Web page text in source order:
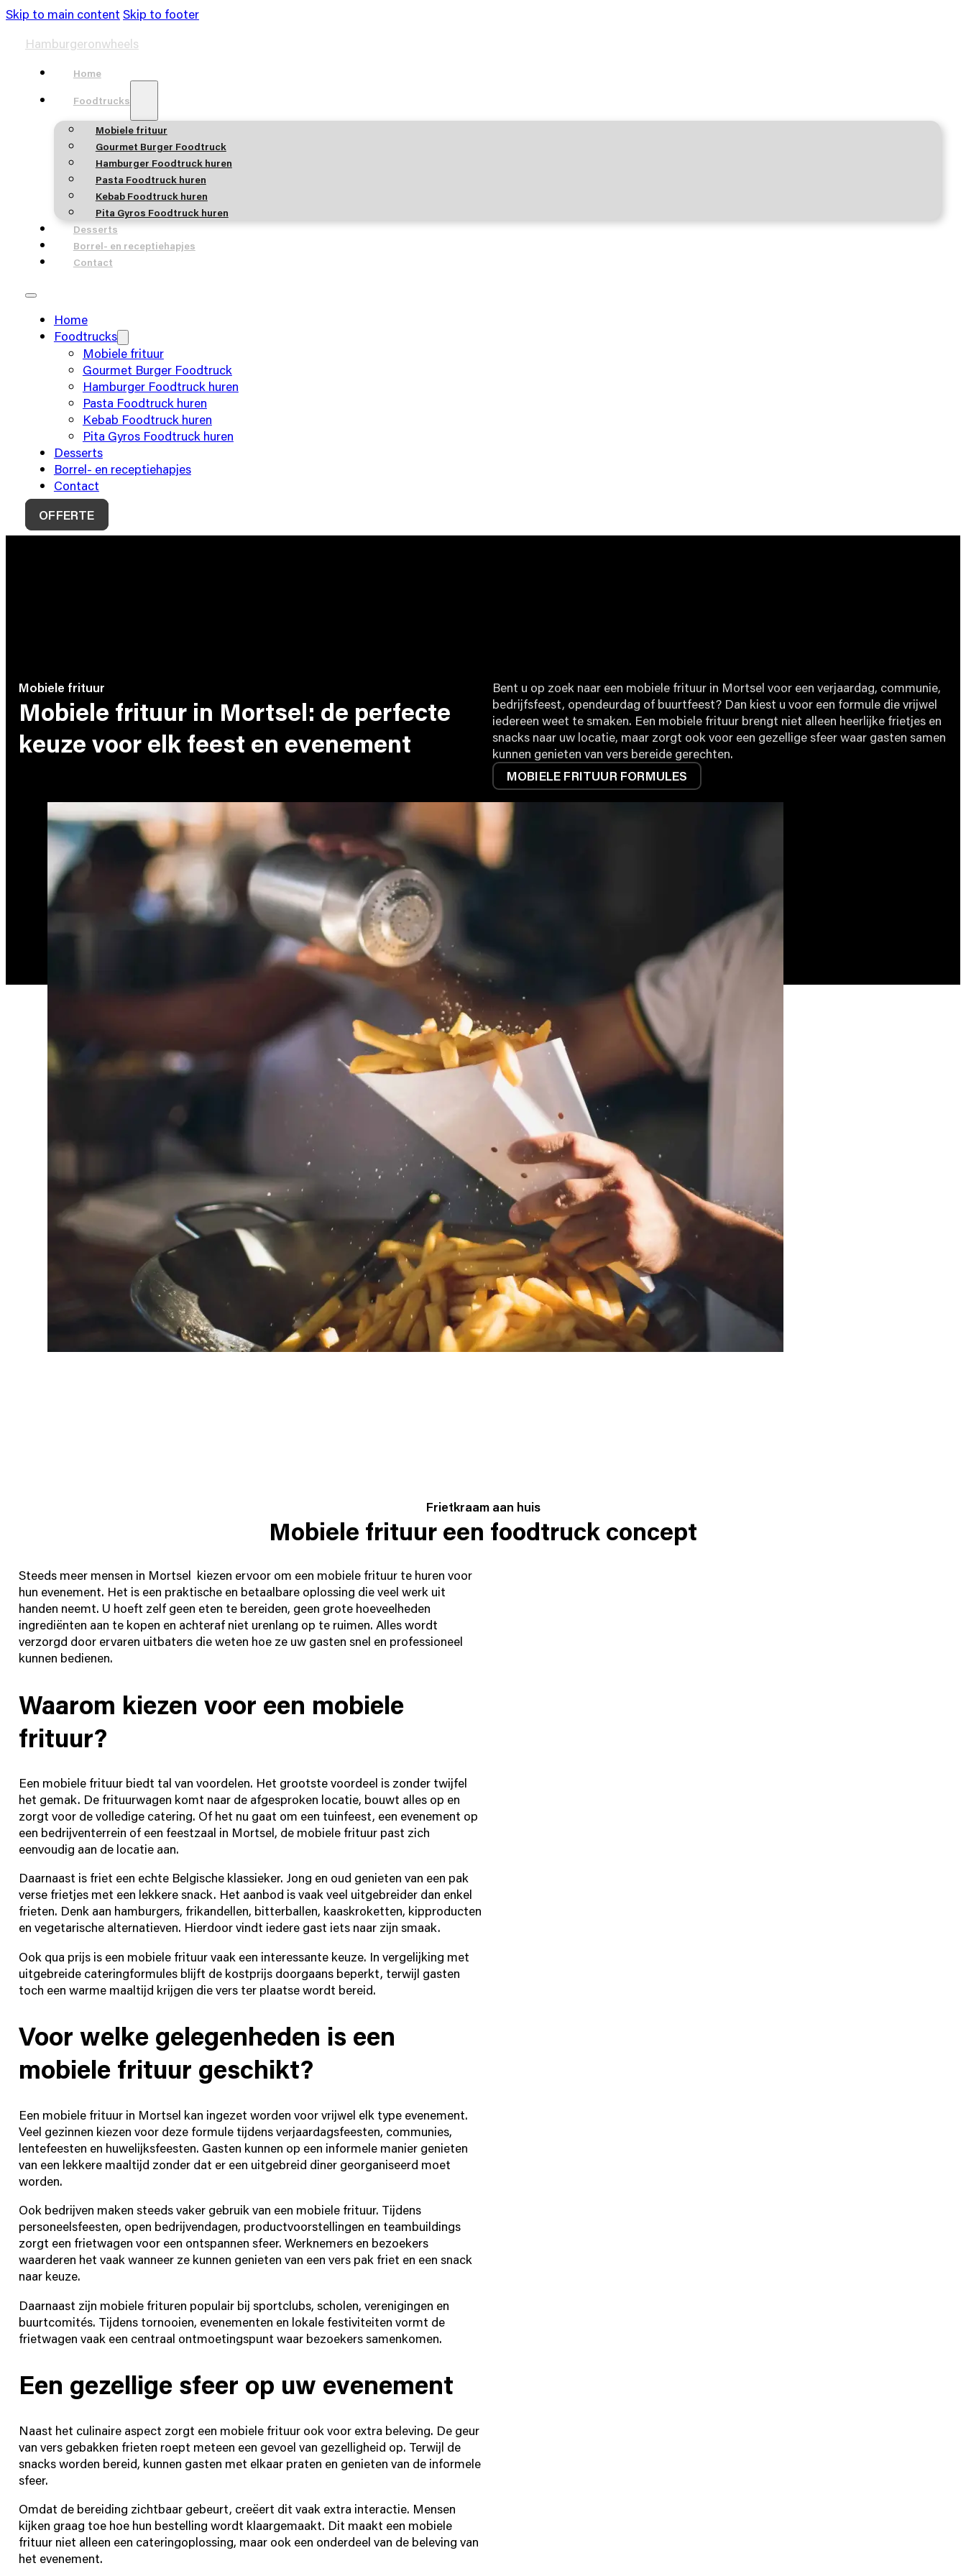
Skip to main content Skip to footer
Hamburgeronwheels
Home
Foodtrucks
Mobiele frituur
Gourmet Burger Foodtruck
Hamburger Foodtruck huren
Pasta Foodtruck huren
Kebab Foodtruck huren
Pita Gyros Foodtruck huren
Desserts
Borrel- en receptiehapjes
Contact
Home
Foodtrucks
Mobiele frituur
Gourmet Burger Foodtruck
Hamburger Foodtruck huren
Pasta Foodtruck huren
Kebab Foodtruck huren
Pita Gyros Foodtruck huren
Desserts
Borrel- en receptiehapjes
Contact
OFFERTE
Mobiele frituur
Mobiele frituur in Mortsel: de perfecte
keuze voor elk feest en evenement
Bent u op zoek naar een mobiele frituur in Mortsel voor een verjaardag, communie,
bedrijfsfeest, opendeurdag of buurtfeest? Dan kiest u voor een formule die vrijwel
iedereen weet te smaken. Een mobiele frituur brengt niet alleen heerlijke frietjes en
snacks naar uw locatie, maar zorgt ook voor een gezellige sfeer waar gasten samen
kunnen genieten van vers bereide gerechten.
MOBIELE FRITUUR FORMULES
Frietkraam aan huis
Mobiele frituur een foodtruck concept
Steeds meer mensen in Mortsel kiezen ervoor om een mobiele frituur te huren voor
hun evenement. Het is een praktische en betaalbare oplossing die veel werk uit
handen neemt. U hoeft zelf geen eten te bereiden, geen grote hoeveelheden
ingrediënten aan te kopen en achteraf niet urenlang op te ruimen. Alles wordt
verzorgd door ervaren uitbaters die weten hoe ze uw gasten snel en professioneel
kunnen bedienen.
Waarom kiezen voor een mobiele
frituur?
Een mobiele frituur biedt tal van voordelen. Het grootste voordeel is zonder twijfel
het gemak. De frituurwagen komt naar de afgesproken locatie, bouwt alles op en
zorgt voor de volledige catering. Of het nu gaat om een tuinfeest, een evenement op
een bedrijventerrein of een feestzaal in Mortsel, de mobiele frituur past zich
eenvoudig aan de locatie aan.
Daarnaast is friet een echte Belgische klassieker. Jong en oud genieten van een pak
verse frietjes met een lekkere snack. Het aanbod is vaak veel uitgebreider dan enkel
frieten. Denk aan hamburgers, frikandellen, bitterballen, kaaskroketten, kipproducten
en vegetarische alternatieven. Hierdoor vindt iedere gast iets naar zijn smaak.
Ook qua prijs is een mobiele frituur vaak een interessante keuze. In vergelijking met
uitgebreide cateringformules blijft de kostprijs doorgaans beperkt, terwijl gasten
toch een warme maaltijd krijgen die vers ter plaatse wordt bereid.
Voor welke gelegenheden is een
mobiele frituur geschikt?
Een mobiele frituur in Mortsel kan ingezet worden voor vrijwel elk type evenement.
Veel gezinnen kiezen voor deze formule tijdens verjaardagsfeesten, communies,
lentefeesten en huwelijksfeesten. Gasten kunnen op een informele manier genieten
van een lekkere maaltijd zonder dat er een uitgebreid diner georganiseerd moet
worden.
Ook bedrijven maken steeds vaker gebruik van een mobiele frituur. Tijdens
personeelsfeesten, open bedrijvendagen, productvoorstellingen en teambuildings
zorgt een frietwagen voor een ontspannen sfeer. Werknemers en bezoekers
waarderen het vaak wanneer ze kunnen genieten van een vers pak friet en een snack
naar keuze.
Daarnaast zijn mobiele frituren populair bij sportclubs, scholen, verenigingen en
buurtcomités. Tijdens tornooien, evenementen en lokale festiviteiten vormt de
frietwagen vaak een centraal ontmoetingspunt waar bezoekers samenkomen.
Een gezellige sfeer op uw evenement
Naast het culinaire aspect zorgt een mobiele frituur ook voor extra beleving. De geur
van vers gebakken frieten roept meteen een gevoel van gezelligheid op. Terwijl de
snacks worden bereid, kunnen gasten met elkaar praten en genieten van de informele
sfeer.
Omdat de bereiding zichtbaar gebeurt, creëert dit vaak extra interactie. Mensen
kijken graag toe hoe hun bestelling wordt klaargemaakt. Dit maakt een mobiele
frituur niet alleen een cateringoplossing, maar ook een onderdeel van de beleving van
het evenement.